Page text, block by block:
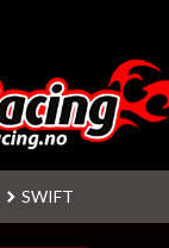
SWIFT